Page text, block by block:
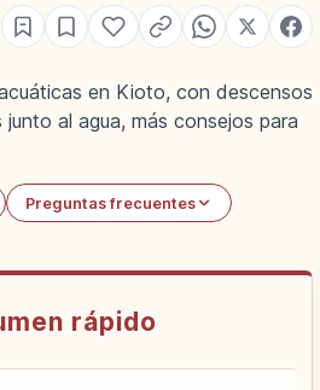
en Kioto, con descensos
al agua, más consejos para
Preguntas frecuentes
rápido